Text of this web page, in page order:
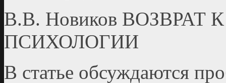
В.В. Новиков
ПСИХОЛОГИИ
В статье обсуждаются